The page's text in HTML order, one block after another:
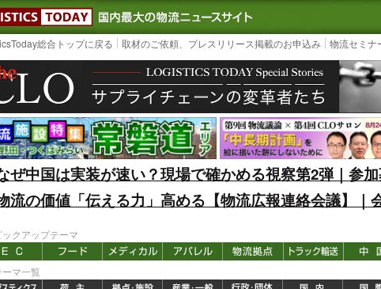
LOGISTICS TODAY｜国内最大の物流ニュースサイ
3PL,
総合トップに戻る 取材のご依頼、プレスリリース掲載のお申込み 物流セミナ
ぜ中国は実装が速い？現場で確かめる視察第2弾｜参
流の価値「伝える力」高める【物流広報連絡会議】｜
ックアップテーマ
ーマ一覧